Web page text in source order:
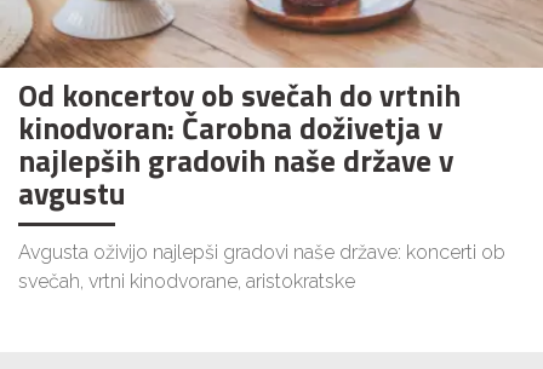
Od koncertov ob svečah do vrtnih
kinodvoran: Čarobna doživetja v
najlepših gradovih naše države v
avgustu
Avgusta oživijo najlepši gradovi naše države: koncerti ob
svečah, vrtni kinodvorane, aristokratske